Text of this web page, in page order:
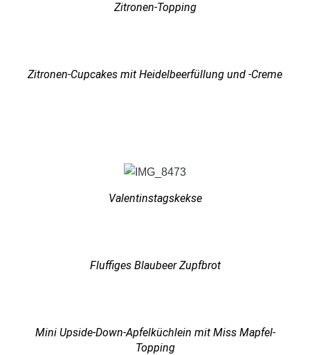
Zitronen-Topping
Zitronen-Cupcakes mit Heidelbeerfüllung und -Creme
Valentinstagskekse
Fluffiges Blaubeer Zupfbrot
Mini Upside-Down-Apfelküchlein mit Miss Mapfel-
Topping